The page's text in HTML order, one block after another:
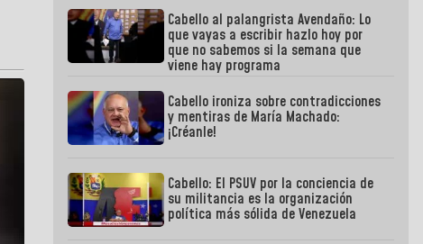
Cabello al palangrista Avendaño: Lo
que vayas a escribir hazlo hoy por
que no sabemos si la semana que
viene hay programa
Cabello ironiza sobre contradicciones
y mentiras de María Machado:
¡Créanle!
Cabello: El PSUV por la conciencia de
su militancia es la organización
política más sólida de Venezuela